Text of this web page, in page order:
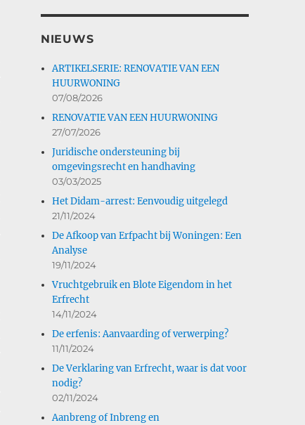
NIEUWS
ARTIKELSERIE: RENOVATIE VAN EEN
HUURWONING
07/08/2026
RENOVATIE VAN EEN HUURWONING
27/07/2026
Juridische ondersteuning bij
omgevingsrecht en handhaving
03/03/2025
Het Didam-arrest: Eenvoudig uitgelegd
21/11/2024
De Afkoop van Erfpacht bij Woningen: Een
Analyse
19/11/2024
Vruchtgebruik en Blote Eigendom in het
Erfrecht
14/11/2024
De erfenis: Aanvaarding of verwerping?
11/11/2024
De Verklaring van Erfrecht, waar is dat voor
nodig?
02/11/2024
Aanbreng of Inbreng en